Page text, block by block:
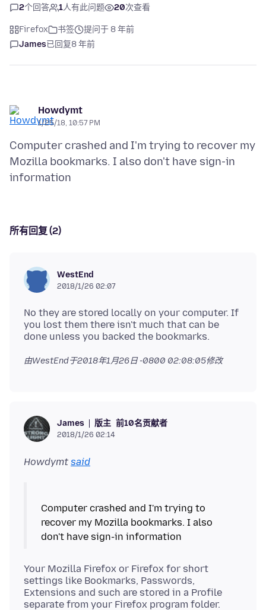
2个回答 1人有此问题 20次查看
Firefox 书签
提问于 8 年前
James已回复8 年前
Howdymt
1/25/18, 10:57 PM
Computer crashed and I'm trying to recover my
Mozilla bookmarks. I also don't have sign-in
所有回复 (2)
WestEnd
2018/1/26 02:07
No they are stored locally on your computer. If
you lost them there isn't much that can be
由WestEnd于2018年1月26日 -0800 02:08:05修改
James 版主 前10名贡献者
2018/1/26 02:14
Howdymt said
Computer crashed and I'm trying to
recover my Mozilla bookmarks. I also
Your Mozilla Firefox or Firefox for short
settings like Bookmarks, Passwords,
Extensions and such are stored in a Profile
separate from your Firefox program folder.